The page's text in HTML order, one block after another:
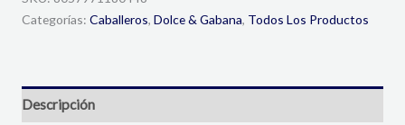
Categorías: Caballeros, Dolce & Gabana, Todos Los Productos
Descripción